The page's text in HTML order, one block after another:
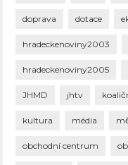
doprava dotace
hradeckenoviny2003
hradeckenoviny2005
JHMD jhtv
kultura média
obchodní centrum